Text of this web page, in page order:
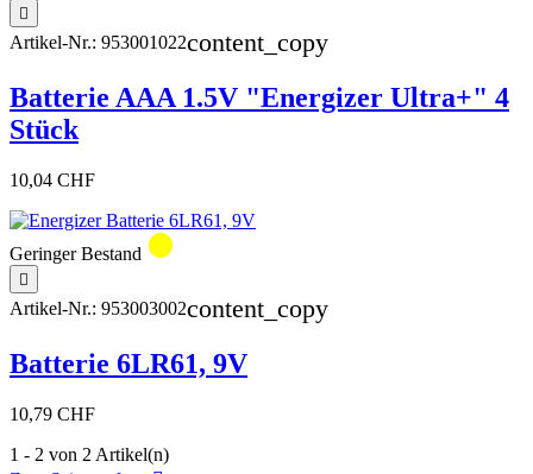

Artikel-Nr.: 953001022content_copy
Batterie AAA 1.5V "Energizer Ultra+" 4
Stück
10,04 CHF
Geringer Bestand circle

Artikel-Nr.: 953003002content_copy
Batterie 6LR61, 9V
10,79 CHF
1 - 2 von 2 Artikel(n)